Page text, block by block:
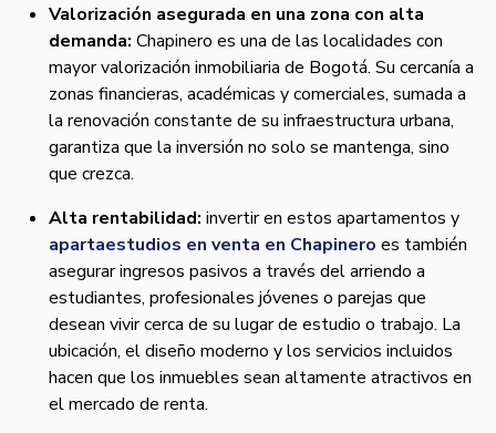
Valorización asegurada en una zona con alta
demanda: Chapinero es una de las localidades con
mayor valorización inmobiliaria de Bogotá. Su cercanía a
zonas financieras, académicas y comerciales, sumada a
la renovación constante de su infraestructura urbana,
garantiza que la inversión no solo se mantenga, sino
que crezca.
Alta rentabilidad: invertir en estos apartamentos y
apartaestudios en venta en Chapinero es también
asegurar ingresos pasivos a través del arriendo a
estudiantes, profesionales jóvenes o parejas que
desean vivir cerca de su lugar de estudio o trabajo. La
ubicación, el diseño moderno y los servicios incluidos
hacen que los inmuebles sean altamente atractivos en
el mercado de renta.